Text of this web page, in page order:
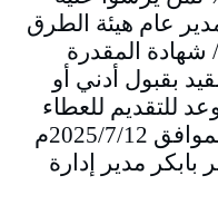
عام هيئة الطرق
والجسور ومصارف المياه. 7/ شهادة المقدرة
مقيد بقبول أدني أو
9/ اخر موعد للتقديم للعطاء
وفتح الصندوق يوم السبت الموافق 2025/7/12م
بابكر مدير إدارة